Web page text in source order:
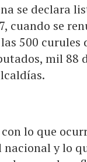
se declara
cuando se
500 curules
mil 88
lo que
nacional y lo